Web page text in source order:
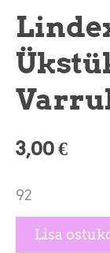
3,00 €
92
Lisa